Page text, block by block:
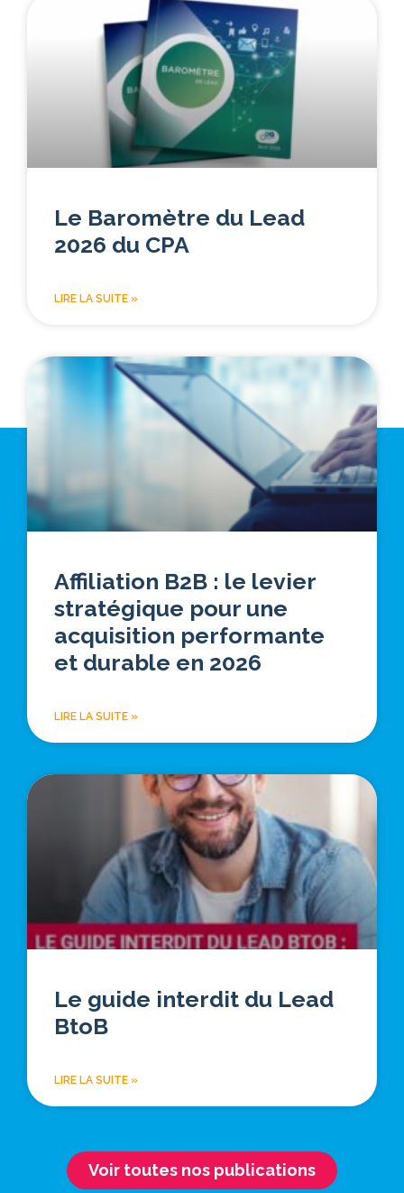
Le Baromètre du Lead
2026 du CPA
LIRE LA SUITE »
Affiliation B2B : le levier
stratégique pour une
acquisition performante
et durable en 2026
LIRE LA SUITE »
Le guide interdit du Lead
BtoB
LIRE LA SUITE »
Voir toutes nos publications